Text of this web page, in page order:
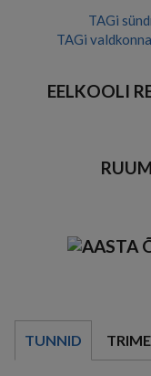
TAGi
TAGi
EELKOOLI
TUNNID